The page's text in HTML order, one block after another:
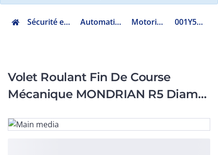
Sécurité et communication Automatisme d'ouverture Motorisation de volet 001Y5010A151MOR
Volet Roulant Fin De Course
Mécanique MONDRIAN R5 Diam